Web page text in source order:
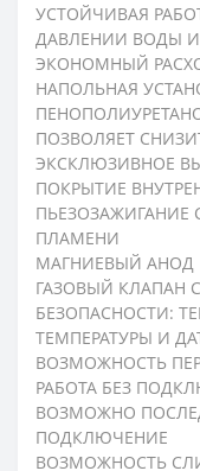
УСТОЙЧИВАЯ
ДАВЛЕНИИ ВОДЫ И
ЭКОНОМНЫЙ
НАПОЛЬНАЯ
ПОЗВОЛЯЕТ
ЭКСКЛЮЗИВНОЕ
ПОКРЫТИЕ
ПЬЕЗОЗАЖИГАНИЕ
ПЛАМЕНИ
МАГНИЕВЫЙ АНОД
ГАЗОВЫЙ КЛАПАН
БЕЗОПАСНОСТИ:
ТЕМПЕРАТУРЫ И
ВОЗМОЖНОСТЬ
РАБОТА БЕЗ
ВОЗМОЖНО
ПОДКЛЮЧЕНИЕ
ВОЗМОЖНОСТЬ